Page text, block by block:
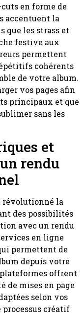
en forme de
accentuent la
que les strass et
festive aux
permettent
cohérents
de votre album.
vos pages afin
principaux et que
sans les
et
rendu
révolutionné la
des possibilités
avec un rendu
en ligne
permettent de
depuis votre
offrent
de mises en page
selon vos
créatif